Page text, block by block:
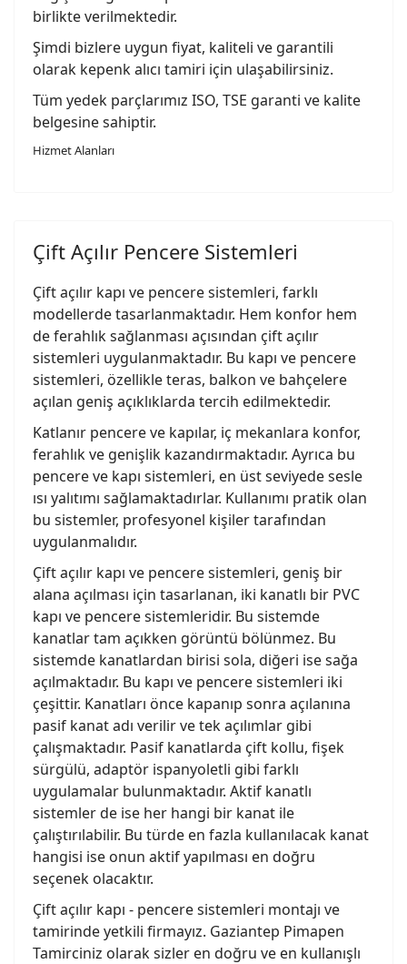
birlikte verilmektedir.
Şimdi bizlere uygun fiyat, kaliteli ve garantili
olarak kepenk alıcı tamiri için ulaşabilirsiniz.
Tüm yedek parçlarımız ISO, TSE garanti ve kalite
belgesine sahiptir.
Hizmet Alanları
Çift Açılır Pencere Sistemleri
Çift açılır kapı ve pencere sistemleri, farklı
modellerde tasarlanmaktadır. Hem konfor hem
de ferahlık sağlanması açısından çift açılır
sistemleri uygulanmaktadır. Bu kapı ve pencere
sistemleri, özellikle teras, balkon ve bahçelere
açılan geniş açıklıklarda tercih edilmektedir.
Katlanır pencere ve kapılar, iç mekanlara konfor,
ferahlık ve genişlik kazandırmaktadır. Ayrıca bu
pencere ve kapı sistemleri, en üst seviyede sesle
ısı yalıtımı sağlamaktadırlar. Kullanımı pratik olan
bu sistemler, profesyonel kişiler tarafından
uygulanmalıdır.
Çift açılır kapı ve pencere sistemleri, geniş bir
alana açılması için tasarlanan, iki kanatlı bir PVC
kapı ve pencere sistemleridir. Bu sistemde
kanatlar tam açıkken görüntü bölünmez. Bu
sistemde kanatlardan birisi sola, diğeri ise sağa
açılmaktadır. Bu kapı ve pencere sistemleri iki
çeşittir. Kanatları önce kapanıp sonra açılanına
pasif kanat adı verilir ve tek açılımlar gibi
çalışmaktadır. Pasif kanatlarda çift kollu, fişek
sürgülü, adaptör ispanyoletli gibi farklı
uygulamalar bulunmaktadır. Aktif kanatlı
sistemler de ise her hangi bir kanat ile
çalıştırılabilir. Bu türde en fazla kullanılacak kanat
hangisi ise onun aktif yapılması en doğru
seçenek olacaktır.
Çift açılır kapı - pencere sistemleri montajı ve
tamirinde yetkili firmayız. Gaziantep Pimapen
Tamirciniz olarak sizler en doğru ve en kullanışlı